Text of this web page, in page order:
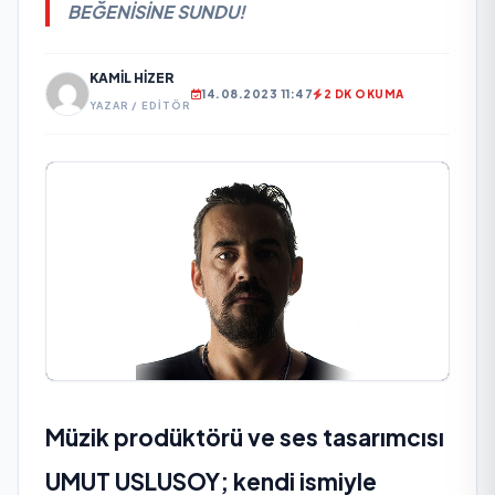
BEĞENİSİNE SUNDU!
KAMIL HIZER
YAZAR / EDITÖR
14.08.2023 11:47 2 DK OKUMA
Müzik prodüktörü ve ses tasarımcısı
UMUT USLUSOY; kendi ismiyle